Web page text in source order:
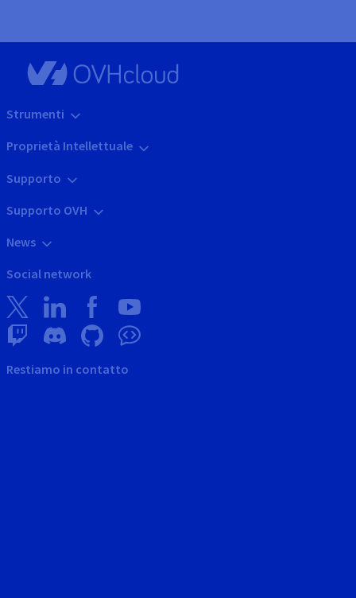
Strumenti
Proprietà Intellettuale
Supporto
Supporto OVH
News
Social network
Restiamo in contatto